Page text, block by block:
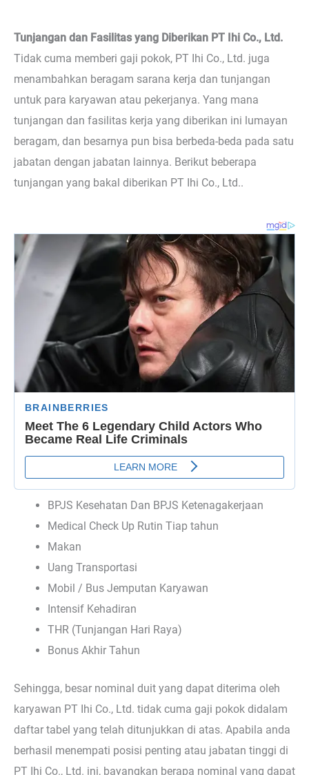
Tunjangan dan Fasilitas yang Diberikan PT Ihi Co., Ltd.
Tidak cuma memberi gaji pokok, PT Ihi Co., Ltd. juga
menambahkan beragam sarana kerja dan tunjangan
untuk para karyawan atau pekerjanya. Yang mana
tunjangan dan fasilitas kerja yang diberikan ini lumayan
beragam, dan besarnya pun bisa berbeda-beda pada satu
jabatan dengan jabatan lainnya. Berikut beberapa
tunjangan yang bakal diberikan PT Ihi Co., Ltd..
BPJS Kesehatan Dan BPJS Ketenagakerjaan
Medical Check Up Rutin Tiap tahun
Makan
Uang Transportasi
Mobil / Bus Jemputan Karyawan
Intensif Kehadiran
THR (Tunjangan Hari Raya)
Bonus Akhir Tahun
Sehingga, besar nominal duit yang dapat diterima oleh
karyawan PT Ihi Co., Ltd. tidak cuma gaji pokok didalam
daftar tabel yang telah ditunjukkan di atas. Apabila anda
berhasil menempati posisi penting atau jabatan tinggi di
PT Ihi Co., Ltd. ini, bayangkan berapa nominal yang dapat